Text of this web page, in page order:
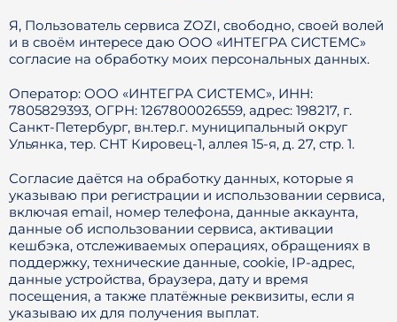
Я, Пользователь сервиса ZOZI, свободно, своей волей
и в своём интересе даю ООО «ИНТЕГРА СИСТЕМС»
согласие на обработку моих персональных данных.
Оператор: ООО «ИНТЕГРА СИСТЕМС», ИНН:
7805829393, ОГРН: 1267800026559, адрес: 198217, г.
Санкт-Петербург, вн.тер.г. муниципальный округ
Ульянка, тер. СНТ Кировец-1, аллея 15-я, д. 27, стр. 1.
Согласие даётся на обработку данных, которые я
указываю при регистрации и использовании сервиса,
включая email, номер телефона, данные аккаунта,
данные об использовании сервиса, активации
кешбэка, отслеживаемых операциях, обращениях в
поддержку, технические данные, cookie, IP-адрес,
данные устройства, браузера, дату и время
посещения, а также платёжные реквизиты, если я
указываю их для получения выплат.